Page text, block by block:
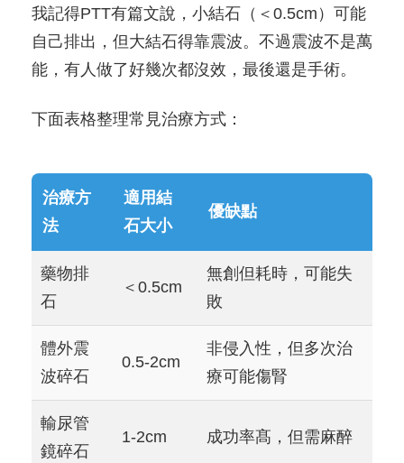
我記得PTT有篇文說，小結石（＜0.5cm）可能
自己排出，但大結石得靠震波。不過震波不是萬
能，有人做了好幾次都沒效，最後還是手術。
下面表格整理常見治療方式：
治療方
法
適用結
石大小
優缺點
藥物排
石
＜0.5cm
無創但耗時，可能失
敗
體外震
波碎石
0.5-2cm
非侵入性，但多次治
療可能傷腎
輸尿管
鏡碎石
1-2cm 成功率髙，但需麻醉